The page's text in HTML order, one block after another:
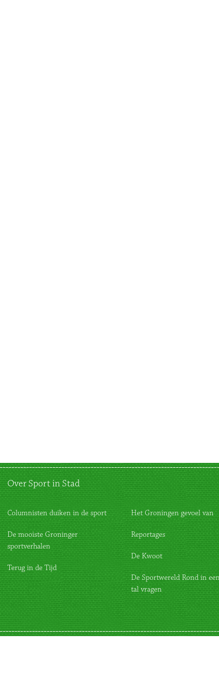
Over Sport in Stad
Columnisten duiken in de sport
De mooiste Groninger
sportverhalen
Terug in de Tijd
Het Groningen gevoel van
Reportages
De Kwoot
De Sportwereld Rond in
tal vragen